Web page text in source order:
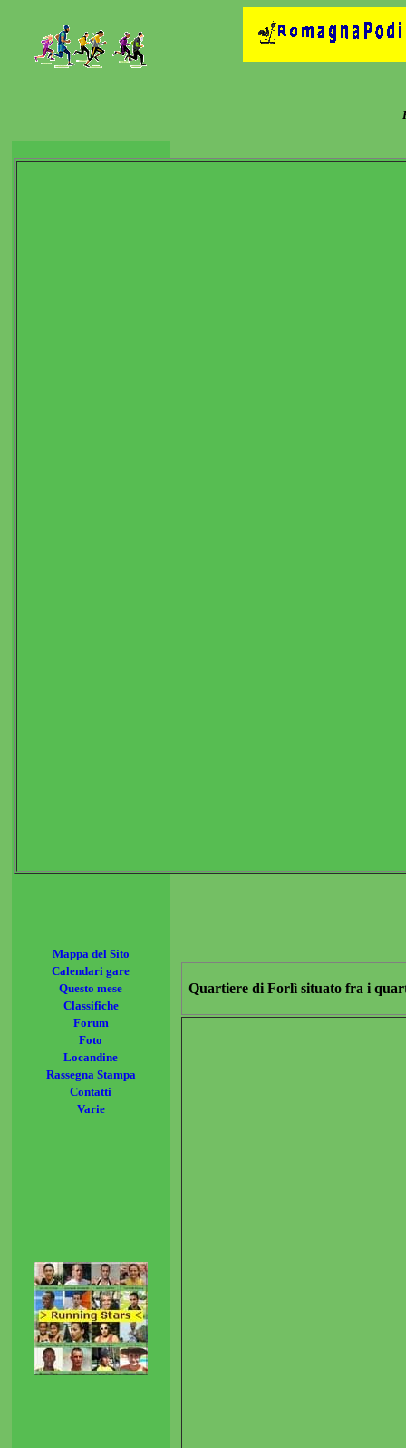
Mappa del Sito
Calendari gare
Questo mese
Classifiche
Forum
Foto
Locandine
Rassegna Stampa
Contatti
Varie
Quartiere di Forlì situato fra i